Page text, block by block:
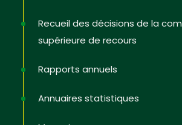
Recueil des décisions de la
supérieure de recours
Rapports annuels
Annuaires statistiques